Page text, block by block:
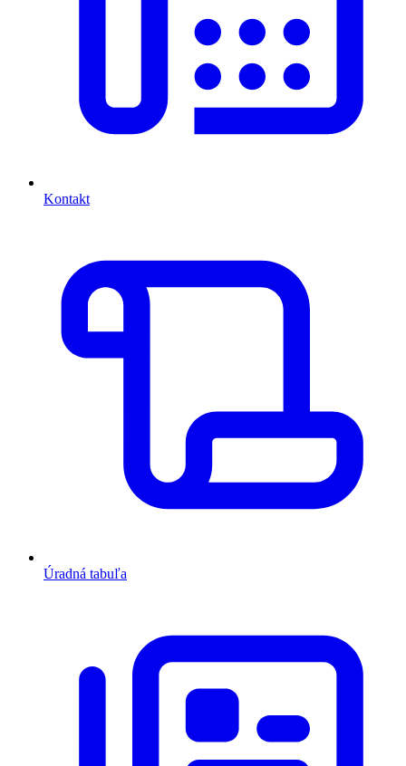
Kontakt
Úradná tabuľa